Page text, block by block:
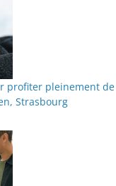
profiter pleinement de
Strasbourg